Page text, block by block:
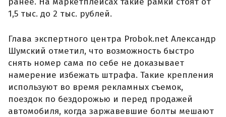
1,5 тыс. до 2 тыс. рублей.
Глава экспертного центра Probok.net Александр
Шумский отметил, что возможность быстро
снять номер сама по себе не доказывает
намерение избежать штрафа. Такие крепления
используют во время рекламных съемок,
поездок по бездорожью и перед продажей
автомобиля, когда заржавевшие болты мешают